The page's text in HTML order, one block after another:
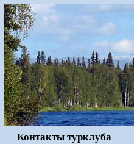
Контакты турклуба